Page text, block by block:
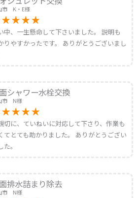
市 K・E様
中、一生懸命して下さいました。 説明も
りやすかったです。 ありがとうございまし
シャワー水栓交換
市 N様
切に、ていねいに対応して下さり、作業も
てとても助かりました。 ありがとうござい
た。
排水詰まり除去
市 N様